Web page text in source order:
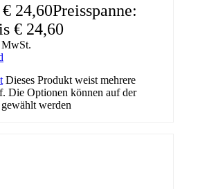
€ 24,60Preisspanne:
€ 24,60
Dieses Produkt weist mehrere
Die Optionen können auf der
werden